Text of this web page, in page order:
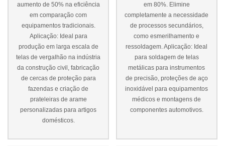
aumento de 50% na eficiência
em comparação com
equipamentos tradicionais.
Aplicação: Ideal para
produção em larga escala de
telas de vergalhão na indústria
da construção civil, fabricação
de cercas de proteção para
fazendas e criação de
prateleiras de arame
personalizadas para artigos
domésticos.
em 80%. Elimine
completamente a necessidade
de processos secundários,
como esmerilhamento e
ressoldagem. Aplicação: Ideal
para soldagem de telas
metálicas para instrumentos
de precisão, proteções de aço
inoxidável para equipamentos
médicos e montagens de
componentes automotivos.